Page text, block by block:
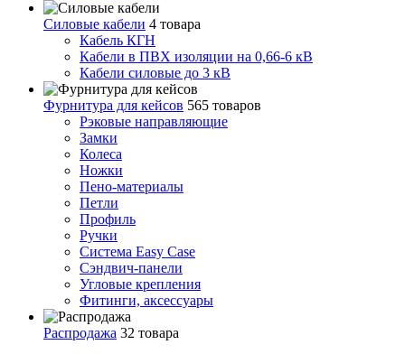
Силовые кабели 4 товара
Кабель КГН
Кабели в ПВХ изоляции на 0,66-6 кВ
Кабели силовые до 3 кВ
Фурнитура для кейсов 565 товаров
Рэковые направляющие
Замки
Колеса
Ножки
Пено-материалы
Петли
Профиль
Ручки
Система Easy Case
Сэндвич-панели
Угловые крепления
Фитинги, аксессуары
Распродажа 32 товара